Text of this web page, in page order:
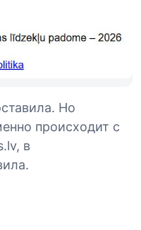
Но
происходит с
в